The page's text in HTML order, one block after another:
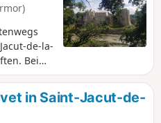
de-la-
Bei
zur Pointe
in Saint-Jacut-de-